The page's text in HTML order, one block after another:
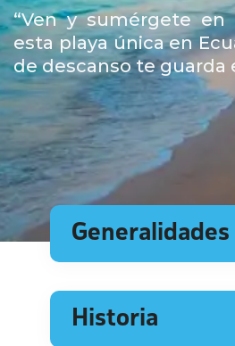
“Ven y sumérgete en
esta playa única en
de descanso te guarda
Generalidades
Historia